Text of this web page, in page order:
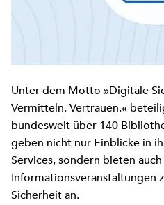
Unter dem Motto »Digitale
Vermitteln. Vertrauen.«
bundesweit über 140
geben nicht nur Einblicke in
Services, sondern bieten
Informationsveranstaltungen
Sicherheit an.